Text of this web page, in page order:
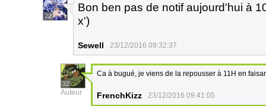
22
Bon ben pas de notif aujourd'hui à
x')
Sewell 23/12/2016 09:32:37
32
Auteur
Ca à bugué, je viens de la repousser à 11H en
FrenchKizz 23/12/2016 09:41:05